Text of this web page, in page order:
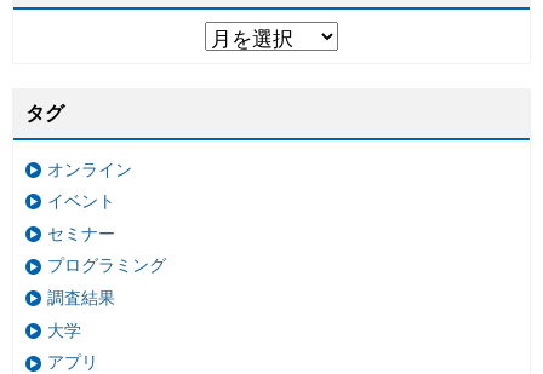
タグ
オンライン
イベント
セミナー
プログラミング
調査結果
大学
アプリ